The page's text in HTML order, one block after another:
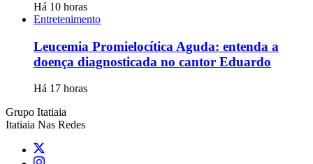
Há 10 horas
Entretenimento
Leucemia Promielocítica Aguda: entenda a
doença diagnosticada no cantor Eduardo
Há 17 horas
Grupo Itatiaia
Itatiaia Nas Redes